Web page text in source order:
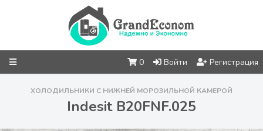
0 Войти Регистрация
ХОЛОДИЛЬНИКИ С НИЖНЕЙ МОРОЗИЛЬНОЙ КАМЕРОЙ
Indesit B20FNF.025